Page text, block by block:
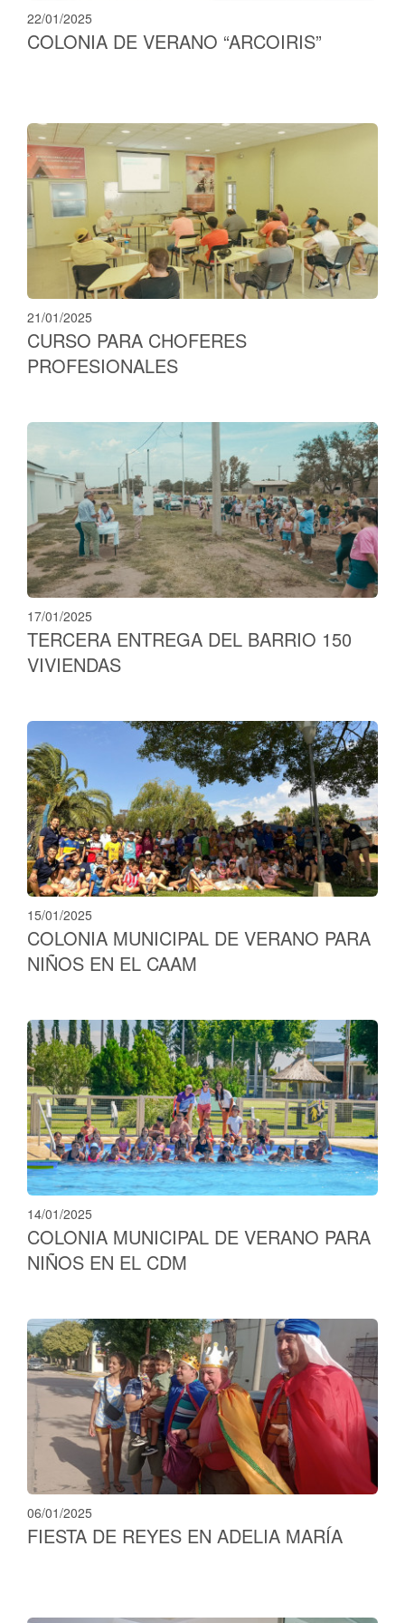
22/01/2025
COLONIA DE VERANO “ARCOIRIS”
21/01/2025
CURSO PARA CHOFERES
PROFESIONALES
17/01/2025
TERCERA ENTREGA DEL BARRIO 150
VIVIENDAS
15/01/2025
COLONIA MUNICIPAL DE VERANO PARA
NIÑOS EN EL CAAM
14/01/2025
COLONIA MUNICIPAL DE VERANO PARA
NIÑOS EN EL CDM
06/01/2025
FIESTA DE REYES EN ADELIA MARÍA